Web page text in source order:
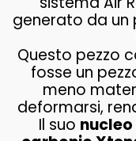
generato da un
Questo pezzo
fosse un
meno
deformarsi,
Il suo